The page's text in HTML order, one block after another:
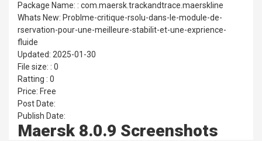
Package Name: : com.maersk.trackandtrace.maerskline
Whats New: Problme-critique-rsolu-dans-le-module-de-
rservation-pour-une-meilleure-stabilit-et-une-exprience-
fluide
Updated: 2025-01-30
File size: : 0
Ratting : 0
Price: Free
Post Date:
Publish Date:
Maersk 8.0.9 Screenshots